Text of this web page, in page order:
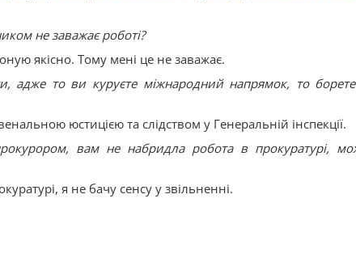
не заважає роботі?
якісно. Тому мені це не заважає.
адже то ви куруєте міжнародний напрямок, то
юстицією та слідством у Генеральній інспекції.
вам не набридла робота в прокуратурі,
я не бачу сенсу у звільненні.